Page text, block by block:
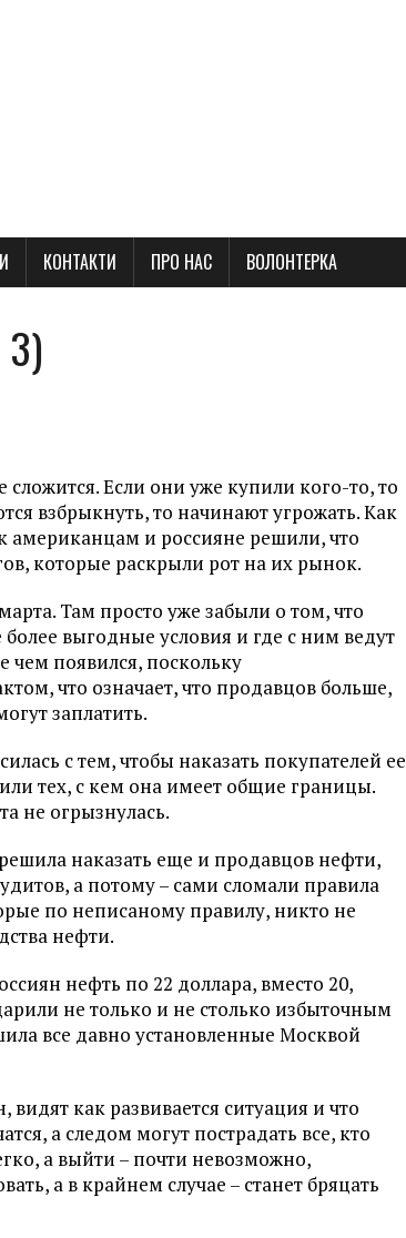
КОНТАКТИ ПРО НАС ВОЛОНТЕРКА
Если они уже купили кого-то, то
взбрыкнуть, то начинают угрожать. Как
американцам и россияне решили, что
которые раскрыли рот на их рынок.
Там просто уже забыли о том, что
выгодные условия и где с ним ведут
чем появился, поскольку
что означает, что продавцов больше,
заплатить.
с тем, чтобы наказать покупателей ее
тех, с кем она имеет общие границы.
не огрызнулась.
наказать еще и продавцов нефти,
а потому – сами сломали правила
по неписаному правилу, никто не
нефти.
нефть по 22 доллара, вместо 20,
не только и не столько избыточным
все давно установленные Москвой
как развивается ситуация и что
а следом могут пострадать все, кто
а выйти – почти невозможно,
а в крайнем случае – станет бряцать